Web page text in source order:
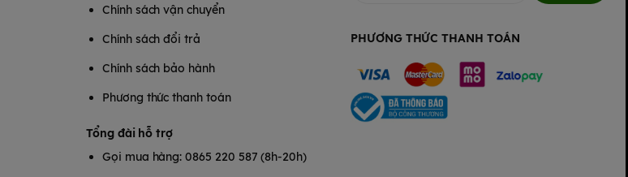
Chính sách vận chuyển
Chính sách đổi trả
Chính sách bảo hành
Phương thức thanh toán
Tổng đài hỗ trợ
Gọi mua hàng: 0865 220 587 (8h-20h)
PHƯƠNG THỨC THANH TOÁN